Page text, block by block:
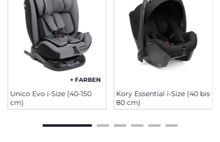
+ FARBEN
Unico Evo i-Size (40-150
cm)
Kory Essential i-Size (40 bis
80 cm)